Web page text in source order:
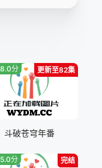
第48集
第51集
更新至82集
分
斗破苍穹年番
完结
分